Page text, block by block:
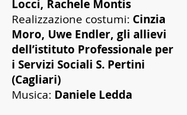
Locci, Rachele Montis
Realizzazione costumi: Cinzia
Moro, Uwe Endler, gli allievi
dell’istituto Professionale per
i Servizi Sociali S. Pertini
(Cagliari)
Musica: Daniele Ledda